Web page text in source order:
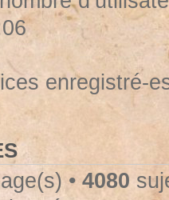
enregistré-
• 4080